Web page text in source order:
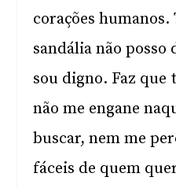
corações humanos.
sandália não posso
sou digno. Faz que
não me engane
buscar, nem me
fáceis de quem